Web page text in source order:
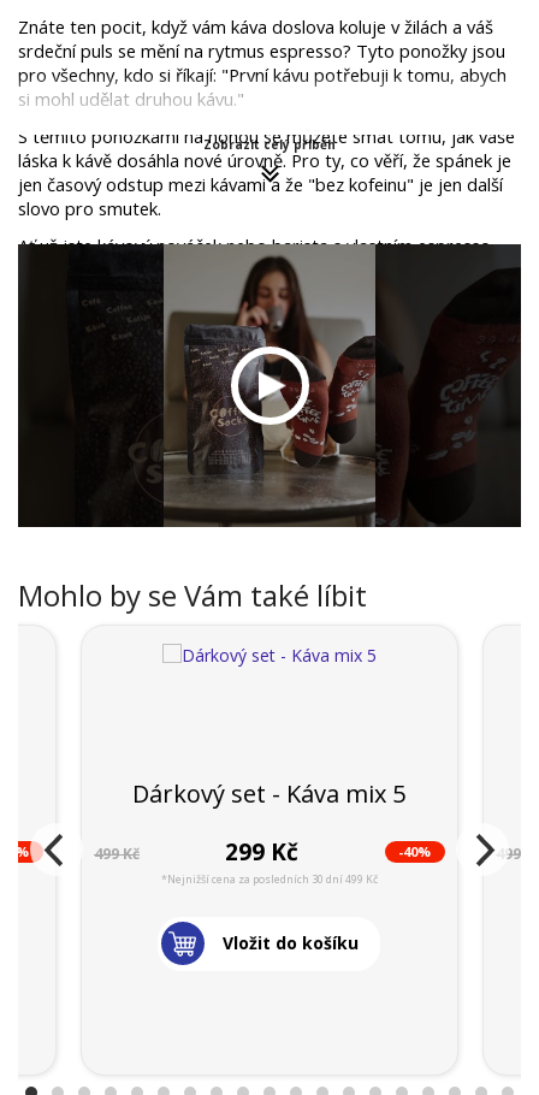
Znáte ten pocit, když vám káva doslova koluje v žilách a váš
srdeční puls se mění na rytmus espresso? Tyto ponožky jsou
pro všechny, kdo si říkají: "První kávu potřebuji k tomu, abych
si mohl udělat druhou kávu."
S těmito ponožkami na nohou se můžete smát tomu, jak vaše
láska k kávě dosáhla nové úrovně. Pro ty, co věří, že spánek je
jen časový odstup mezi kávami a že "bez kofeinu" je jen další
slovo pro smutek.
Ať už jste kávový nováček nebo barista s vlastním espresso
strojem, ponožky Káva vám připomenou, že život je krátký,
tak proč si ho neužít s trochou humoru a hodně kávy?
Zobrazit celý příběh
Mohlo by se Vám také líbit
Dárkový set - Káva mix 5
499 Kč 299 Kč -40%
*Nejnižší cena za posledních 30 dní 499 Kč
Vložit do košíku
499